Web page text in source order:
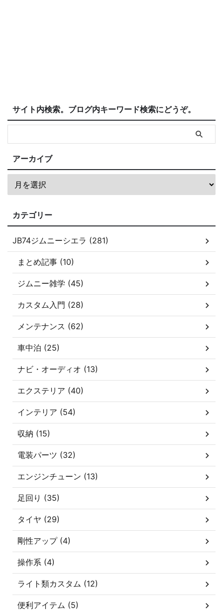
サイト内検索。ブログ内キーワード検索にどうぞ。
アーカイブ
カテゴリー
JB74ジムニーシエラ (281)
まとめ記事 (10)
ジムニー雑学 (45)
カスタム入門 (28)
メンテナンス (62)
車中泊 (25)
ナビ・オーディオ (13)
エクステリア (40)
インテリア (54)
収納 (15)
電装パーツ (32)
エンジンチューン (13)
足回り (35)
タイヤ (29)
剛性アップ (4)
操作系 (4)
ライト類カスタム (12)
便利アイテム (5)